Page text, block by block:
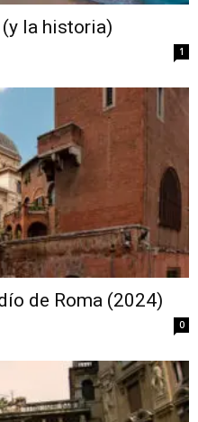
(y la historia)
1
de Roma (2024)
0